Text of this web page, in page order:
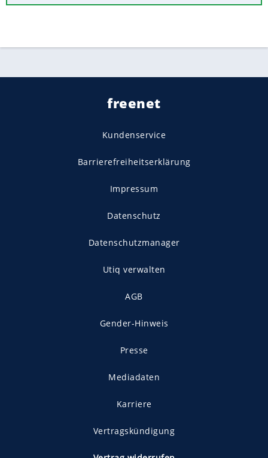
freenet
Kundenservice
Barrierefreiheitserklärung
Impressum
Datenschutz
Datenschutzmanager
Utiq verwalten
AGB
Gender-Hinweis
Presse
Mediadaten
Karriere
Vertragskündigung